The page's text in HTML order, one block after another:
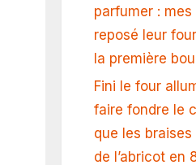
parfumer :
reposé leur
la première
Fini le four
faire fondre le
que les
de l’abricot en